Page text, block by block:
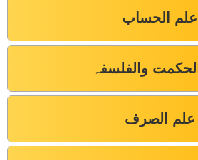
علم الحساب
والفلسفہ
علم الصرف